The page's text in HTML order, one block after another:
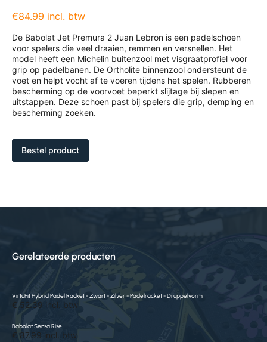
€84.99 incl. btw
De Babolat Jet Premura 2 Juan Lebron is een padelschoen
voor spelers die veel draaien, remmen en versnellen. Het
model heeft een Michelin buitenzool met visgraatprofiel voor
grip op padelbanen. De Ortholite binnenzool ondersteunt de
voet en helpt vocht af te voeren tijdens het spelen. Rubberen
bescherming op de voorvoet beperkt slijtage bij slepen en
uitstappen. Deze schoen past bij spelers die grip, demping en
bescherming zoeken.
Bestel product
Gerelateerde producten
VirtuFit Hybrid Padel Racket - Zwart - Zilver - Padelracket - Druppelvorm
€ 52.39 incl. btw
Babolat Sensa Rise
€ 87.99 incl. btw